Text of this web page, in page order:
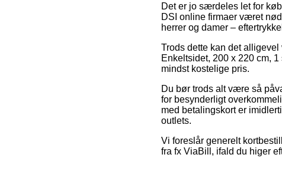
Det er jo særdeles let for
DSI online firmaer været
herrer og damer –
Trods dette kan det
Enkeltsidet, 200 x 220 cm,
mindst kostelige pris.
Du bør trods alt være så
for besynderligt
med betalingskort er
outlets.
Vi foreslår generelt
fra fx ViaBill, ifald du higer